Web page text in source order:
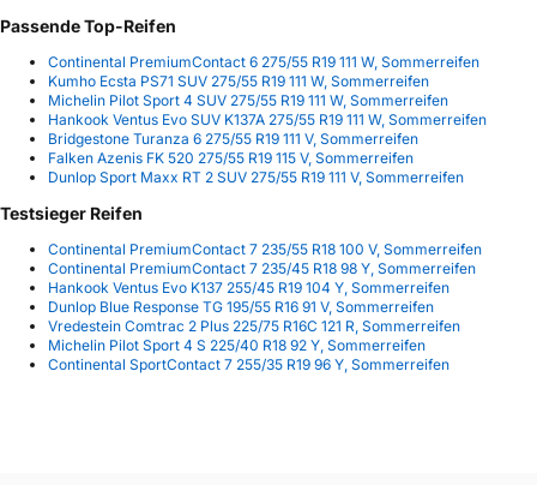
Passende Top-Reifen
Continental PremiumContact 6 275/55 R19 111 W, Sommerreifen
Kumho Ecsta PS71 SUV 275/55 R19 111 W, Sommerreifen
Michelin Pilot Sport 4 SUV 275/55 R19 111 W, Sommerreifen
Hankook Ventus Evo SUV K137A 275/55 R19 111 W, Sommerreifen
Bridgestone Turanza 6 275/55 R19 111 V, Sommerreifen
Falken Azenis FK 520 275/55 R19 115 V, Sommerreifen
Dunlop Sport Maxx RT 2 SUV 275/55 R19 111 V, Sommerreifen
Testsieger Reifen
Continental PremiumContact 7 235/55 R18 100 V, Sommerreifen
Continental PremiumContact 7 235/45 R18 98 Y, Sommerreifen
Hankook Ventus Evo K137 255/45 R19 104 Y, Sommerreifen
Dunlop Blue Response TG 195/55 R16 91 V, Sommerreifen
Vredestein Comtrac 2 Plus 225/75 R16C 121 R, Sommerreifen
Michelin Pilot Sport 4 S 225/40 R18 92 Y, Sommerreifen
Continental SportContact 7 255/35 R19 96 Y, Sommerreifen